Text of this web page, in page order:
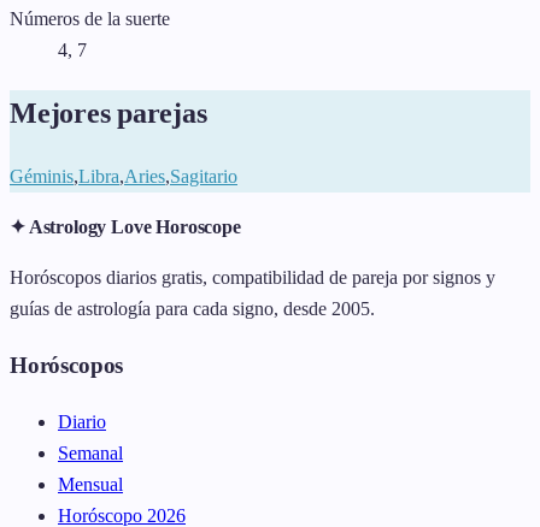
Números de la suerte
4, 7
Mejores parejas
Géminis,Libra,Aries,Sagitario
✦ Astrology Love Horoscope
Horóscopos diarios gratis, compatibilidad de pareja por signos y
guías de astrología para cada signo, desde 2005.
Horóscopos
Diario
Semanal
Mensual
Horóscopo 2026